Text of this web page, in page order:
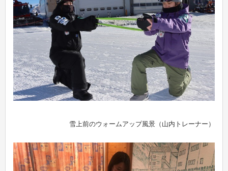
雪上前のウォームアップ風景（山内トレーナー）